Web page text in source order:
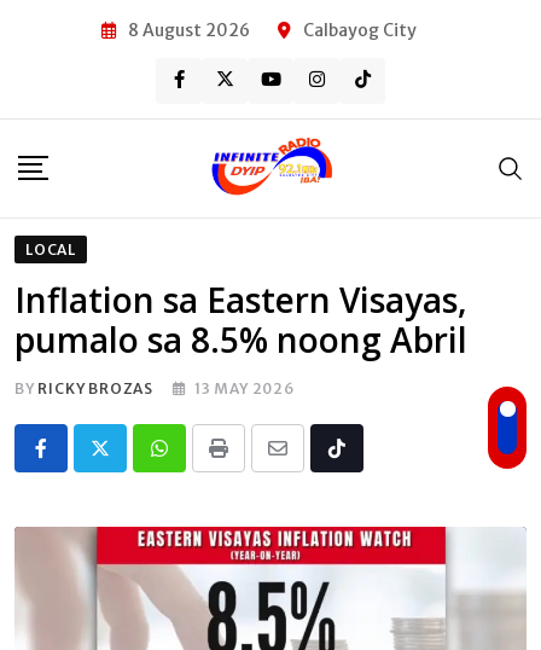
8 August 2026 Calbayog City
LOCAL
Inflation sa Eastern Visayas,
pumalo sa 8.5% noong Abril
BY RICKY BROZAS 13 MAY 2026
Whatsapp
Print
Share
Email
Tiktok